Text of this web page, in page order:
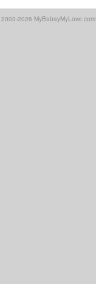
2003-2026